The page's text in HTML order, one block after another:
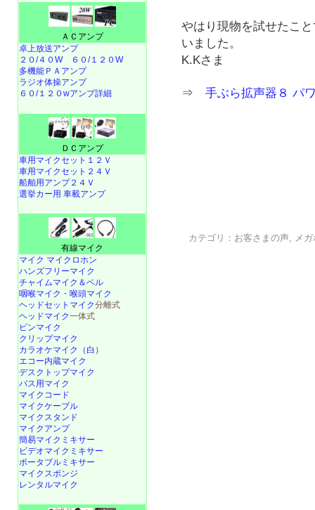
やはり現物を試せたこ
いました。
K.Kさま
⇒手ぶら拡声器８ パ
カテゴリ： お客さまの声, メ
ＡＣアンプ
卓上放送アンプ
２０/４０W
６０/１２０W
多機能ＰＡアンプ
ラジオ体操アンプ
６０/１２０wアンプ詳細
ＤＣアンプ
車用マイクセット１２Ｖ
車用マイクセット２４Ｖ
船舶用アンプ２４Ｖ
選挙カー用 車載アンプ
有線マイク
マイク マイクロホン
ハンズフリーマイク
チャイムマイク＆ベル
咽喉マイク・喉頭マイク
ヘッドセットマイク分離式
ヘッドマイク一体式
ピンマイク
クリップマイク
カラオケマイク（白）
エコー内蔵マイク
デスクトップマイク
バス用マイク
マイクコード
マイクケーブル
マイクスタンド
マイクアンプ
簡易マイクミキサー
ビデオマイクミキサー
ポータブルミキサー
マイクスポンジ
レンタルマイク